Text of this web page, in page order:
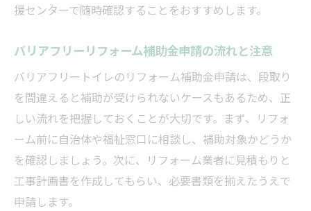
援センターで随時確認することをおすすめします。
バリアフリーリフォーム補助金申請の流れと注意
バリアフリートイレのリフォーム補助金申請は、段取り
を間違えると補助が受けられないケースもあるため、正
しい流れを把握しておくことが大切です。まず、リフォ
ーム前に自治体や福祉窓口に相談し、補助対象かどうか
を確認しましょう。次に、リフォーム業者に見積もりと
工事計画書を作成してもらい、必要書類を揃えたうえで
申請します。